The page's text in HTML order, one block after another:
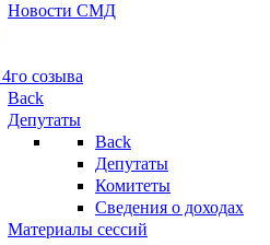
Новости СМД
созыва
Back
Депутаты
Back
Депутаты
Комитеты
Сведения о доходах
Материалы сессий